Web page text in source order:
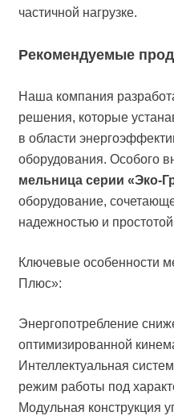
частичной нагрузке.
Рекомендуемые
Наша компания
решения, которые
в области
оборудования. Особого
мельница серии «Эко-
оборудование,
надежностью и
Ключевые особенности
Плюс»:
Энергопотребление
оптимизированной
Интеллектуальная
режим работы под
Модульная конструкция